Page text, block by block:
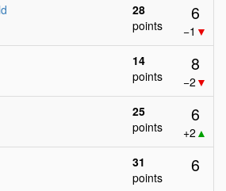
28
points
6
−1 ▼
14
points
8
−2 ▼
25
points
6
+2 ▲
31
points
6